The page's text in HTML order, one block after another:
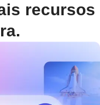
recursos